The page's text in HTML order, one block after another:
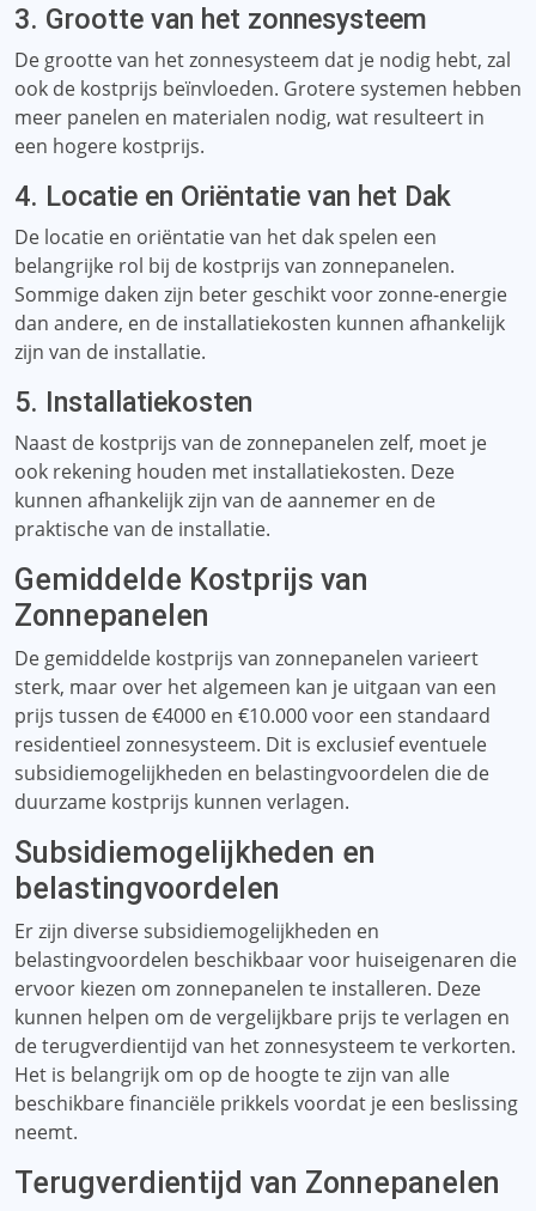
3. Grootte van het zonnesysteem
De grootte van het zonnesysteem dat je nodig hebt, zal
ook de kostprijs beïnvloeden. Grotere systemen hebben
meer panelen en materialen nodig, wat resulteert in
een hogere kostprijs.
4. Locatie en Oriëntatie van het Dak
De locatie en oriëntatie van het dak spelen een
belangrijke rol bij de kostprijs van zonnepanelen.
Sommige daken zijn beter geschikt voor zonne-energie
dan andere, en de installatiekosten kunnen afhankelijk
zijn van de installatie.
5. Installatiekosten
Naast de kostprijs van de zonnepanelen zelf, moet je
ook rekening houden met installatiekosten. Deze
kunnen afhankelijk zijn van de aannemer en de
praktische van de installatie.
Gemiddelde Kostprijs van
Zonnepanelen
De gemiddelde kostprijs van zonnepanelen varieert
sterk, maar over het algemeen kan je uitgaan van een
prijs tussen de €4000 en €10.000 voor een standaard
residentieel zonnesysteem. Dit is exclusief eventuele
subsidiemogelijkheden en belastingvoordelen die de
duurzame kostprijs kunnen verlagen.
Subsidiemogelijkheden en
belastingvoordelen
Er zijn diverse subsidiemogelijkheden en
belastingvoordelen beschikbaar voor huiseigenaren die
ervoor kiezen om zonnepanelen te installeren. Deze
kunnen helpen om de vergelijkbare prijs te verlagen en
de terugverdientijd van het zonnesysteem te verkorten.
Het is belangrijk om op de hoogte te zijn van alle
beschikbare financiële prikkels voordat je een beslissing
neemt.
Terugverdientijd van Zonnepanelen